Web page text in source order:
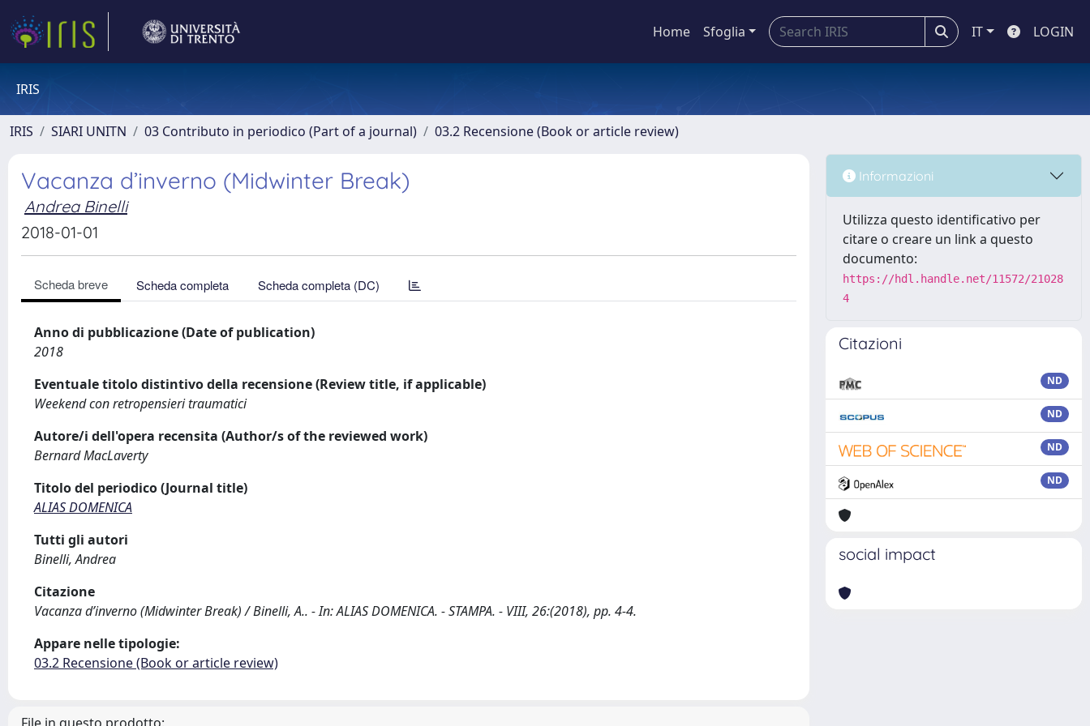
Home Sfoglia IT LOGIN
IRIS
IRIS SIARI UNITN 03 Contributo in periodico (Part of a journal) 03.2 Recensione (Book or article review)
Vacanza d’inverno (Midwinter Break)
Andrea Binelli
2018-01-01
Scheda breve Scheda completa Scheda completa (DC)
Anno di pubblicazione (Date of publication)
2018
Eventuale titolo distintivo della recensione (Review title, if applicable)
Weekend con retropensieri traumatici
Autore/i dell'opera recensita (Author/s of the reviewed work)
Bernard MacLaverty
Titolo del periodico (Journal title)
ALIAS DOMENICA
Tutti gli autori
Binelli, Andrea
Citazione
Vacanza d’inverno (Midwinter Break) / Binelli, A.. - In: ALIAS DOMENICA. - STAMPA. - VIII, 26:(2018), pp. 4-4.
Appare nelle tipologie:
03.2 Recensione (Book or article review)
Informazioni
Utilizza questo identificativo per
citare o creare un link a questo
documento:
https://hdl.handle.net/11572/21028
4
Citazioni
ND
ND
ND
ND
social impact